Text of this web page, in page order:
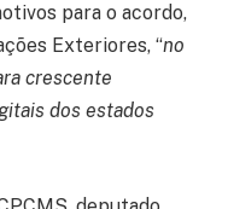
para o acordo,
Exteriores, “no
crescente
dos estados